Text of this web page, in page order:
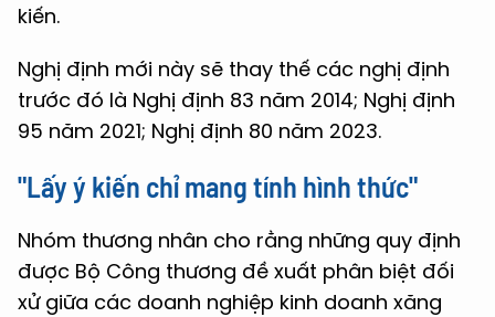
kiến.
Nghị định mới này sẽ thay thế các nghị định
trước đó là Nghị định 83 năm 2014; Nghị định
95 năm 2021; Nghị định 80 năm 2023.
"Lấy ý kiến chỉ mang tính hình thức"
Nhóm thương nhân cho rằng những quy định
được Bộ Công thương đề xuất phân biệt đối
xử giữa các doanh nghiệp kinh doanh xăng